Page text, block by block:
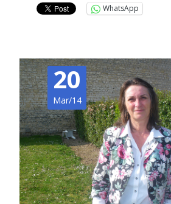
WhatsApp
20
Mar/14